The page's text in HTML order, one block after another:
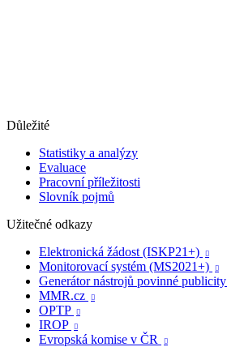
Důležité
Statistiky a analýzy
Evaluace
Pracovní příležitosti
Slovník pojmů
Užitečné odkazy
Elektronická žádost (ISKP21+)

Monitorovací systém (MS2021+) 
Generátor nástrojů povinné publicity
MMR.cz 
OPTP 
IROP 
Evropská komise v ČR 